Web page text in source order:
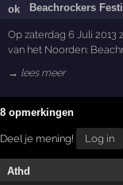
Beachrockers
Op zaterdag 6 Juli
van het Noorden:
→ lees meer
8 opmerkingen
Deel je mening! Log in
Athd